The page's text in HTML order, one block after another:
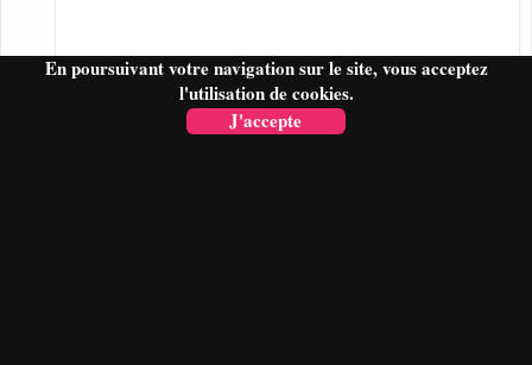
En poursuivant votre navigation sur le site, vous acceptez
l'utilisation de cookies.
J'accepte